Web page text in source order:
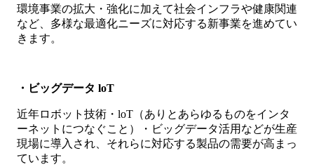
環境事業の拡大・強化に加えて社会インフラや健康関連
など、多様な最適化ニーズに対応する新事業を進めてい
きます。
・ビッグデータ loT
近年ロボット技術・loT（ありとあらゆるものをインタ
ーネットにつなぐこと）・ビッグデータ活用などが生産
現場に導入され、それらに対応する製品の需要が高まっ
ています。